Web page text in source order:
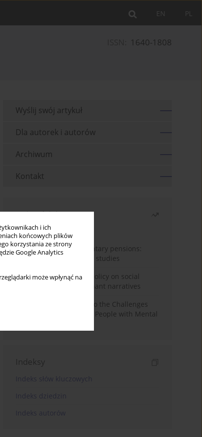
i ich
końcowych plików
korzystania ze strony
Google Analytics
może wpłynąć na
PL
EN
1640-1808
Wyślij swój artykuł
Dla autorek i autorów
Archiwum
Kontakt
Najczęściej czytane
Miesiąc
Rok
Auto-enrolment in voluntary pensions:
Comparative OECD case studies
Delegitimizing climate policy on social
media platforms: Dominant narratives
Bibliometric Insights into the Challenges
and Needs of Homeless People with Mental
Indeksy
Indeks słów kluczowych
Indeks dziedzin
Indeks autorów